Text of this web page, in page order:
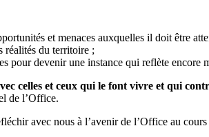
et menaces auxquelles il doit être
réalités du territoire ;
pour devenir une instance qui reflète encore
celles et ceux qui le font vivre et qui
de l’Office.
avec nous à l’avenir de l’Office au cours